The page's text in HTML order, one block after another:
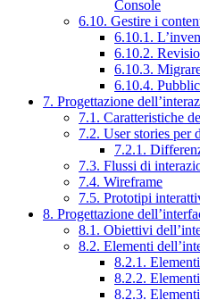
Console
6.10. Gestire i
6.10.1.
6.10.2.
6.10.3.
6.10.4.
7. Progettazione
7.1. Caratteristiche
7.2. User stories per
7.2.1.
7.3. Flussi di
7.4. Wireframe
7.5. Prototipi
8. Progettazione
8.1. Obiettivi
8.2. Elementi
8.2.1.
8.2.2.
8.2.3.